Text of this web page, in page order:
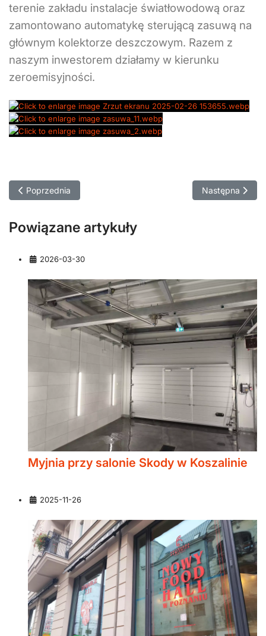
terenie zakładu instalacje światłowodową oraz
zamontowano automatykę sterującą zasuwą na
głównym kolektorze deszczowym. Razem z
naszym inwestorem działamy w kierunku
zeroemisyjności.
Poprzednia strona: Raben Łomża
Poprzednia Następna
Następna
Powiązane artykuły
Myjnia przy salonie Skody w Koszalinie
Szczegóły
2026-03-30
Szczegóły
2025-11-26